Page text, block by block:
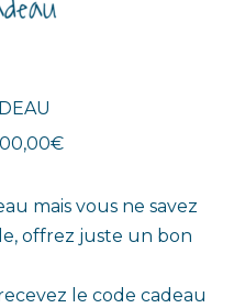
mais vous ne savez
offrez juste un bon
le code cadeau
€